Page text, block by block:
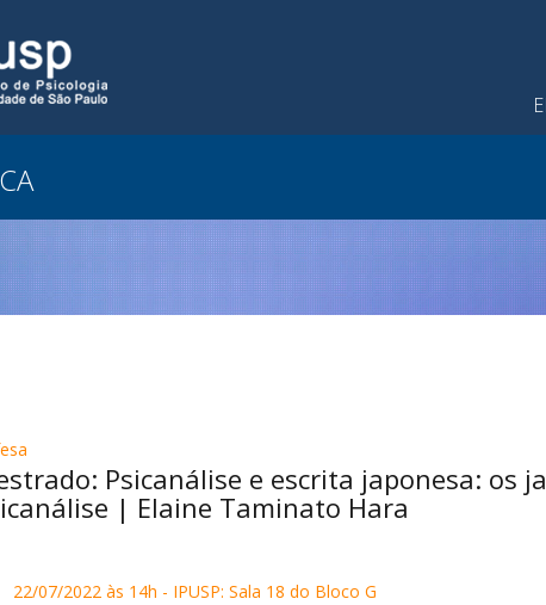
Psicanálise e escrita japonesa: os
| Elaine Taminato Hara
22/07/2022 às 14h - IPUSP: Sala 18 do Bloco G